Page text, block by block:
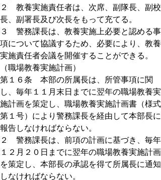
２ 教養実施責任者は、次席、副隊長、副校
長、副署長及び次長をもって充てる。
３ 警務課長は、教養実施上必要と認める事
項について協議するため、必要により、教養
実施責任者会議を開催することができる。
（職場教養実施計画）
第１６条 本部の所属長は、所管事項に関
し、毎年１１月末日までに翌年の職場教養実
施計画を策定し、職場教養実施計画書（様式
第１号）により警務課長を経由して本部長に
報告しなければならない。
２ 警務課長は、前項の計画に基づき、毎年
１２月２０日までに翌年の職場教養実施計画
を策定し、本部長の承認を得て所属長に通知
しなければならない。